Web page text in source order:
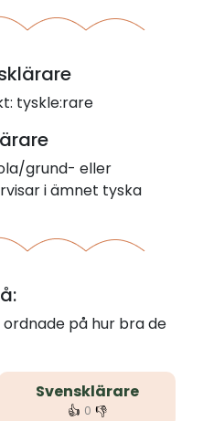
tyskle:rare
grund- eller
i ämnet tyska
på hur bra de
Svensklärare
👍 0 👎